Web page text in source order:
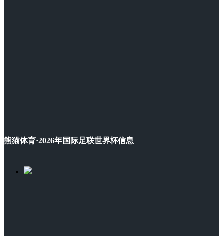
熊猫体育·2026年国际足联世界杯信息